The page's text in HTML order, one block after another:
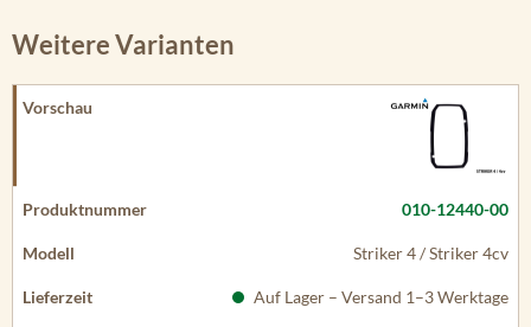
Weitere Varianten
010-12440-00
Striker 4 / Striker 4cv
Auf Lager – Versand 1–3 Werktage